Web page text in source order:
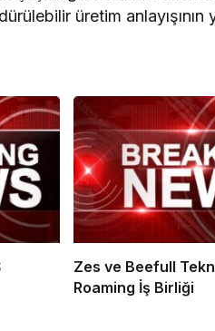
üretim anlayışının
Zes ve Beefull
Roaming İş Birliği